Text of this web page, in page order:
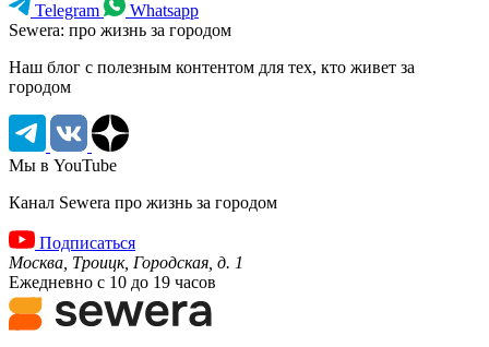
Telegram
Whatsapp
Sewera: про жизнь за городом
Наш блог c полезным контентом для тех, кто живет за
городом
Мы в YouTube
Канал Sewera про жизнь за городом
Подписаться
Москва, Троицк, Городская, д. 1
Ежедневно с 10 до 19 часов